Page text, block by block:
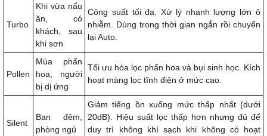
Turbo
Khi vừa nấu
ăn, có
khách, sau
khi sơn
Công suất tối đa. Xử lý nhanh lượng lớn ô
nhiễm. Dùng trong thời gian ngắn rồi chuyển
lại Auto.
Pollen
Mùa phấn
hoa, người
bị dị ứng
Tối ưu hóa lọc phấn hoa và bụi sinh học. Kích
hoạt màng lọc tĩnh điện ở mức cao.
Silent
Ban đêm,
phòng ngủ
Giảm tiếng ồn xuống mức thấp nhất (dưới
20dB). Hiệu suất lọc thấp hơn nhưng đủ để
duy trì không khí sạch khi không có hoạt